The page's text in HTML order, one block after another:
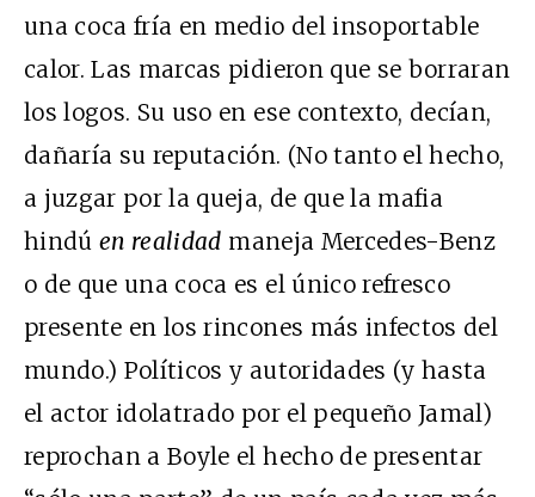
una coca fría en medio del insoportable
calor. Las marcas pidieron que se borraran
los logos. Su uso en ese contexto, decían,
dañaría su reputación. (No tanto el hecho,
a juzgar por la queja, de que la mafia
hindúen realidad maneja Mercedes-Benz
o de que una coca es el único refresco
presente en los rincones más infectos del
mundo.) Políticos y autoridades (y hasta
el actor idolatrado por el pequeño Jamal)
reprochan a Boyle el hecho de presentar